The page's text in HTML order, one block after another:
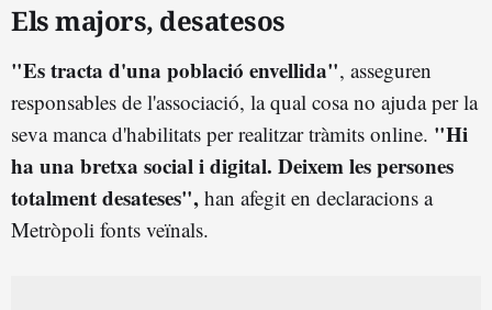
Els majors, desatesos
"Es tracta d'una població envellida", asseguren
responsables de l'associació, la qual cosa no ajuda per la
seva manca d'habilitats per realitzar tràmits online. "Hi
ha una bretxa social i digital. Deixem les persones
totalment desateses", han afegit en declaracions a
Metròpoli fonts veïnals.